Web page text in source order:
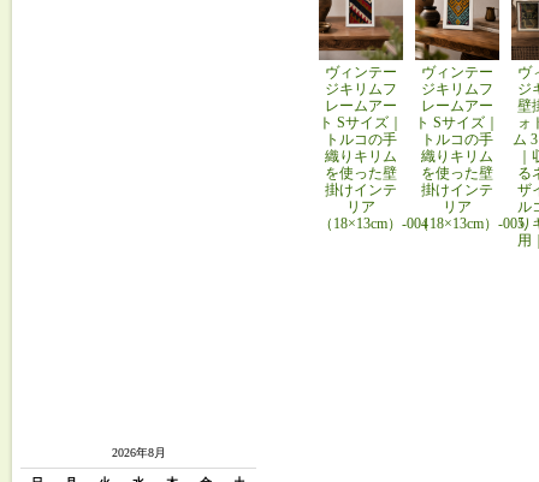
2026年8月
ヴィンテー
ジキリムフ
レームアー
ト Sサイズ｜
トルコの手
織りキリム
を使った壁
掛けインテ
リア
（18×13cm）-004
ヴィンテー
ジキリムフ
レームアー
ト Sサイズ｜
トルコの手
織りキリム
を使った壁
掛けインテ
リア
（18×13cm）-005
ヴ
ジ
壁
ォ
ム
る
ザ
ル
り
用